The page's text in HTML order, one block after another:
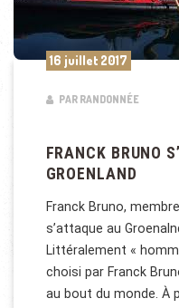
16 juillet 2017
PAR RANDONNÉE
FRANCK BRUNO
GROENLAND
Franck Bruno,
s’attaque au
Littéralement «
choisi par Franck
au bout du monde. À